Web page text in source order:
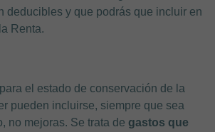
deducibles y que podrás que incluir en
Renta.
el estado de conservación de la
pueden incluirse, siempre que sea
no mejoras. Se trata de gastos que